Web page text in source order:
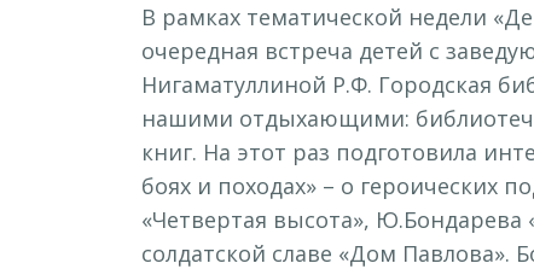
В рамках тематической недели
очередная встреча детей с
Нигаматуллиной Р.Ф. Городская
нашими отдыхающими:
книг. На этот раз подготовила
боях и походах» – о героических
«Четвертая высота», Ю.Бондарева
солдатской славе «Дом Павлова».